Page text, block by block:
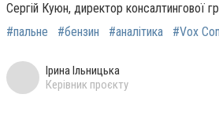
Сергій Куюн, директор консалтингової
#пальне
#бензин #аналітика #Vox
Ірина Ільницька
Керівник проєкту